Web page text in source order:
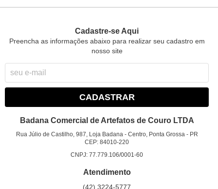
Cadastre-se Aqui
Preencha as informações abaixo para realizar seu cadastro em
nosso site
CADASTRAR
Badana Comercial de Artefatos de Couro LTDA
Rua Júlio de Castilho, 987, Loja Badana- Centro, Ponta Grossa- PR
CEP: 84010-220
CNPJ: 77.779.106/0001-60
Atendimento
(42) 3224-5777